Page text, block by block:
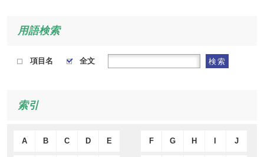
用語検索
項目名 全文 検索
索引
A B C D E F G H J